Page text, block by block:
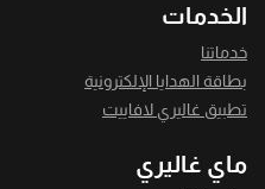
الخدمات
خدماتنا
بطاقة الهدايا الإلكترونية
تطبيق غاليري لافاييت
ماي غاليري